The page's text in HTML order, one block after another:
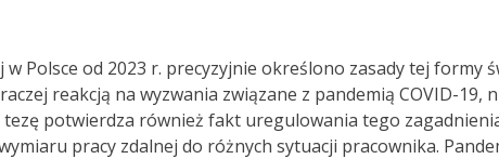
Polsce od 2023 r. precyzyjnie określono zasady tej formy
reakcją na wyzwania związane z pandemią COVID-
potwierdza również fakt uregulowania tego
pracy zdalnej do różnych sytuacji pracownika.